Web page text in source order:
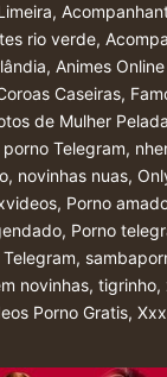
,
rio verde,
, Animes
Caseiras,
de Mulher Pelada
Telegram,
, novinhas nuas,
, Porno
, Porno
,
novinhas, tigrinho,
Porno Gratis,